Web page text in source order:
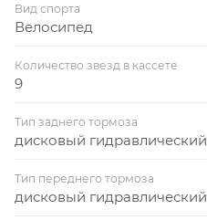
Вид спорта
Велосипед
Количество звезд в кассете
9
Тип заднего тормоза
дисковый гидравлический
Тип переднего тормоза
дисковый гидравлический